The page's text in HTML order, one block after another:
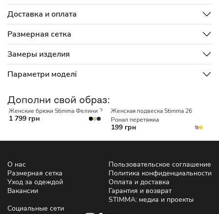
Доставка и оплата
Размерная сетка
Замеры изделия
Параметри моделі
Дополни свой образ:
BASIC
Женские брюки Stimma Фелини 2
1 799 грн
Женская подвеска Stimma 26
Ронал перетяжка
199 грн
О нас
Размерная сетка
Уход за одеждой
Вакансии
Пользовательское соглашение
Политика конфиденциальности
Оплата и доставка
Гарантия и возврат
STIMMA: медиа и проекты
Социальные сети